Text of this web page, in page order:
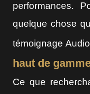
performances.
quelque chose
témoignage
haut de
Ce que